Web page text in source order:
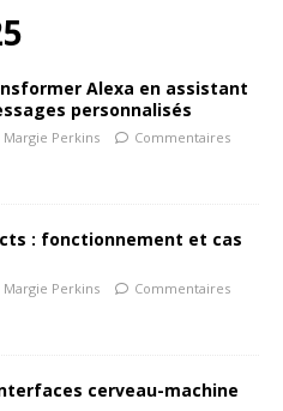
Alexa en assistant
personnalisés
Margie Perkins
Commentaires
: fonctionnement et cas
Margie Perkins
Commentaires
cerveau-machine